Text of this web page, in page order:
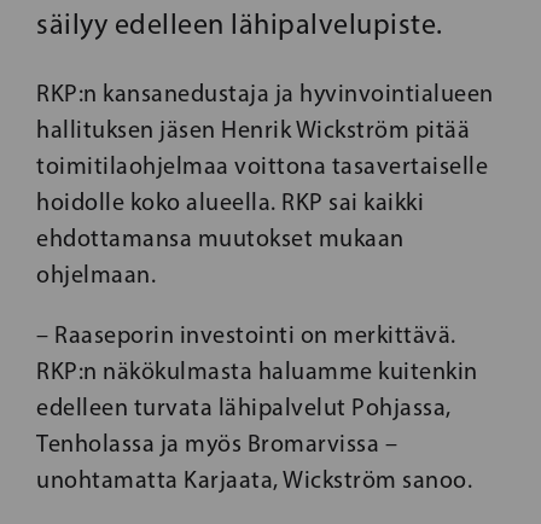
säilyy edelleen lähipalvelupiste.
RKP:n kansanedustaja ja hyvinvointialueen
hallituksen jäsen Henrik Wickström pitää
toimitilaohjelmaa voittona tasavertaiselle
hoidolle koko alueella. RKP sai kaikki
ehdottamansa muutokset mukaan
ohjelmaan.
– Raaseporin investointi on merkittävä.
RKP:n näkökulmasta haluamme kuitenkin
edelleen turvata lähipalvelut Pohjassa,
Tenholassa ja myös Bromarvissa –
unohtamatta Karjaata, Wickström sanoo.